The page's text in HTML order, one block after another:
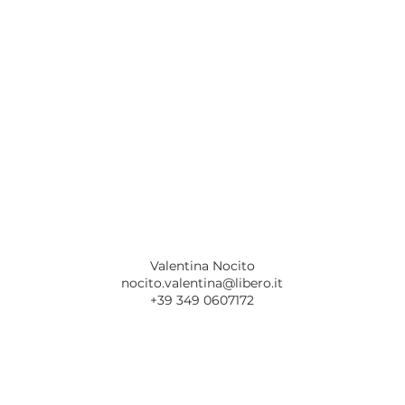
Valentina Nocito
nocito.valentina@libero.it
+39 349 0607172